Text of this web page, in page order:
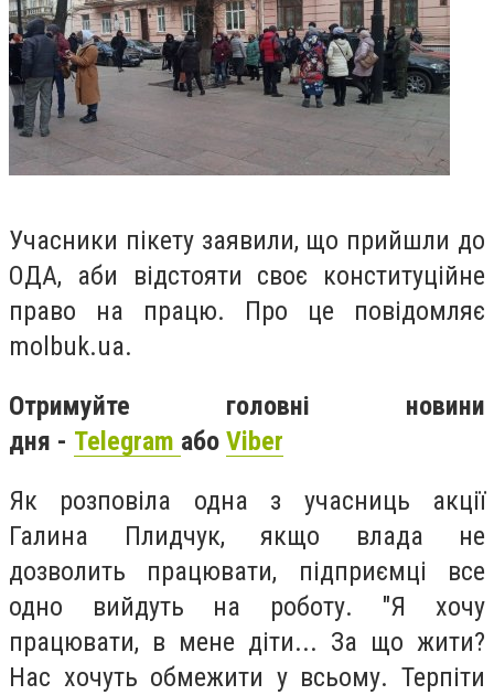
Учасники пікету заявили, що прийшли до
ОДА, аби відстояти своє конституційне
право на працю. Про це повідомляє
molbuk.ua.
Отримуйте головні новини
дня - Telegram або Viber
Як розповіла одна з учасниць акції
Галина Плидчук, якщо влада не
дозволить працювати, підприємці все
одно вийдуть на роботу. "Я хочу
працювати, в мене діти... За що жити?
Нас хочуть обмежити у всьому. Терпіти